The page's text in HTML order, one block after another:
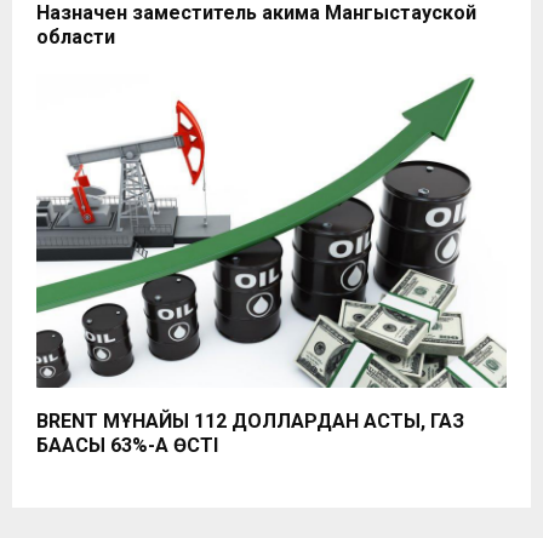
Назначен заместитель акима Мангыстауской
области
BRENT МҰНАЙЫ 112 ДОЛЛАРДАН АСТЫ, ГАЗ
БАҒАСЫ 63%-ҒА ӨСТІ